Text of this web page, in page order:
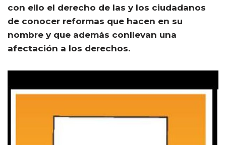
con ello el derecho de las y los ciudadanos
de conocer reformas que hacen en su
nombre y que además conllevan una
afectación a los derechos.